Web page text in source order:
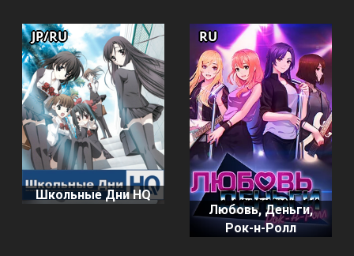
Школьные Дни HQ
JP/RU
Любовь, Деньги,
Рок-н-Ролл
RU